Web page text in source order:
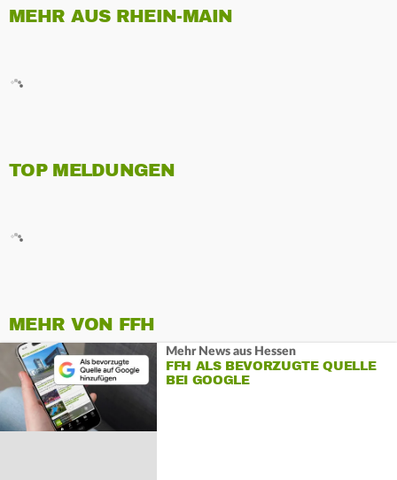
MEHR AUS RHEIN-MAIN
TOP MELDUNGEN
MEHR VON FFH
Mehr News aus Hessen
FFH ALS BEVORZUGTE QUELLE
BEI GOOGLE